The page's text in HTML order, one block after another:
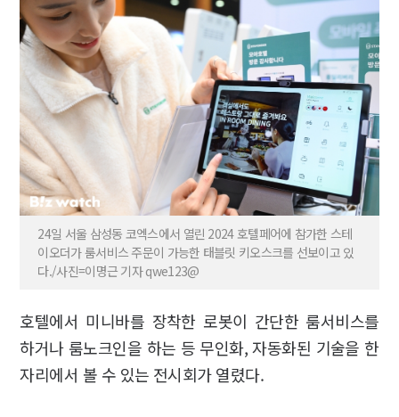
24일 서울 삼성동 코엑스에서 열린 2024 호텔페어에 참가한 스테
이오더가 룸서비스 주문이 가능한 태블릿 키오스크를 선보이고 있
다./사진=이명근 기자 qwe123@
호텔에서 미니바를 장착한 로봇이 간단한 룸서비스를
하거나 룸노크인을 하는 등 무인화, 자동화된 기술을 한
자리에서 볼 수 있는 전시회가 열렸다.